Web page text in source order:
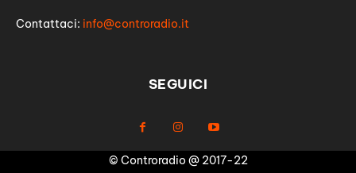
Contattaci: info@controradio.it
SEGUICI
© Controradio @ 2017-22